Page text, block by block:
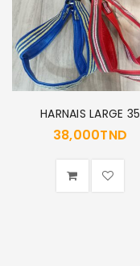
HARNAIS LARGE 35
38,000TND